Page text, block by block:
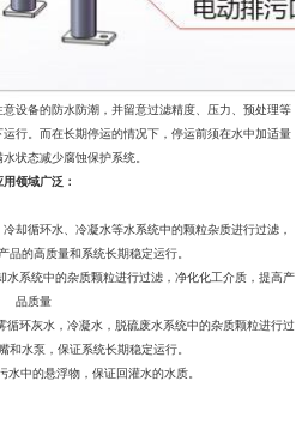
设备的防水防潮，并留意过滤精度、压力、预处理等
行。而在长期停运的情况下，停运前须在水中加适量
状态减少腐蚀保护系统。
用领域广泛：
却循环水、冷凝水等水系统中的颗粒杂质进行过滤，
品的高质量和系统长期稳定运行。
系统中的杂质颗粒进行过滤，净化化工介质，提高产
品质量
环灰水，冷凝水，脱硫废水系统中的杂质颗粒进行过
和水泵，保证系统长期稳定运行。
中的悬浮物，保证回灌水的水质。